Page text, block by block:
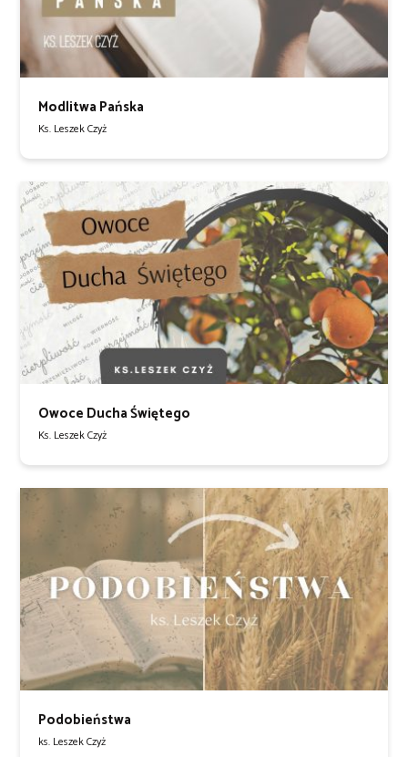
Modlitwa Pańska
Ks. Leszek Czyż
Owoce Ducha Świętego
Ks. Leszek Czyż
Podobieństwa
ks. Leszek Czyż